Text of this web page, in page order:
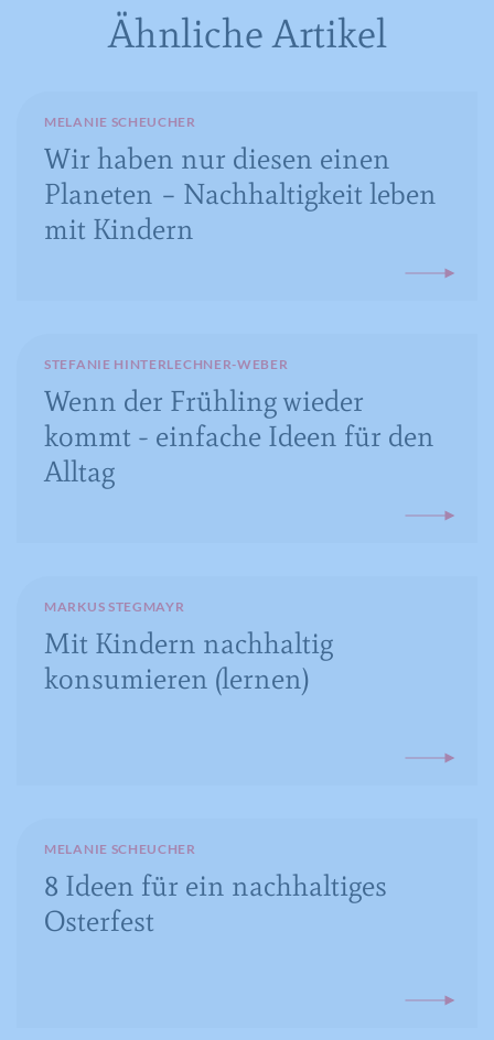
Ähnliche Artikel
MELANIE SCHEUCHER
Wir haben nur diesen einen
Planeten – Nachhaltigkeit leben
mit Kindern
STEFANIE HINTERLECHNER-WEBER
Wenn der Frühling wieder
kommt - einfache Ideen für den
Alltag
MARKUS STEGMAYR
Mit Kindern nachhaltig
konsumieren (lernen)
MELANIE SCHEUCHER
8 Ideen für ein nachhaltiges
Osterfest